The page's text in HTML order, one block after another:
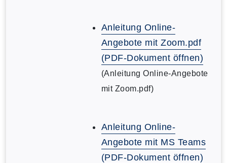
Anleitung Online-
Angebote mit Zoom.pdf
(PDF-Dokument öffnen)
(Anleitung Online-Angebote
mit Zoom.pdf)
Anleitung Online-
Angebote mit MS Teams
(PDF-Dokument öffnen)